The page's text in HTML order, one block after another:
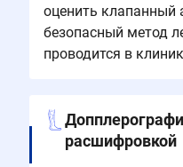
оценить клапанный
безопасный метод
проводится в
расшифровкой